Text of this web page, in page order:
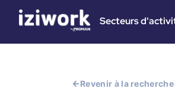
Secteurs
Revenir à la recherche